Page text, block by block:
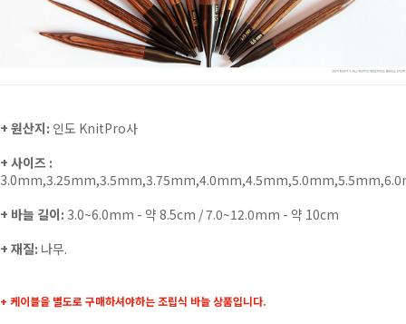
+ 원산지: 인도 KnitPro사
+ 사이즈 :
+ 바늘 길이: 3.0~6.0mm - 약 8.5cm / 7.0~12.0mm - 약 10cm
+ 재질: 나무.
+ 케이블을 별도로 구매하셔야하는 조립식 바늘 상품입니다.